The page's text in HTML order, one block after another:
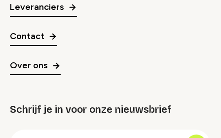
Leveranciers
Contact
Over ons
Schrijf je in voor onze nieuwsbrief